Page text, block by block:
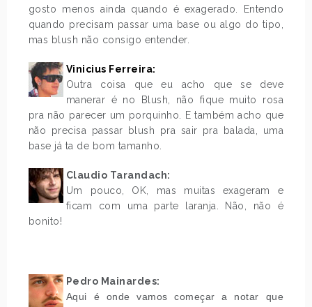
gosto menos ainda quando é exagerado. Entendo
quando precisam passar uma base ou algo do tipo,
mas blush não consigo entender.
Vinicius Ferreira:
Outra coisa que eu acho que se deve
manerar é no Blush, não fique muito rosa
pra não parecer um porquinho. E também acho que
não precisa passar blush pra sair pra balada, uma
base já ta de bom tamanho.
Claudio Tarandach:
Um pouco, OK, mas muitas exageram e
ficam com uma parte laranja. Não, não é
bonito!
Pedro Mainardes:
Aqui é onde vamos começar a notar que